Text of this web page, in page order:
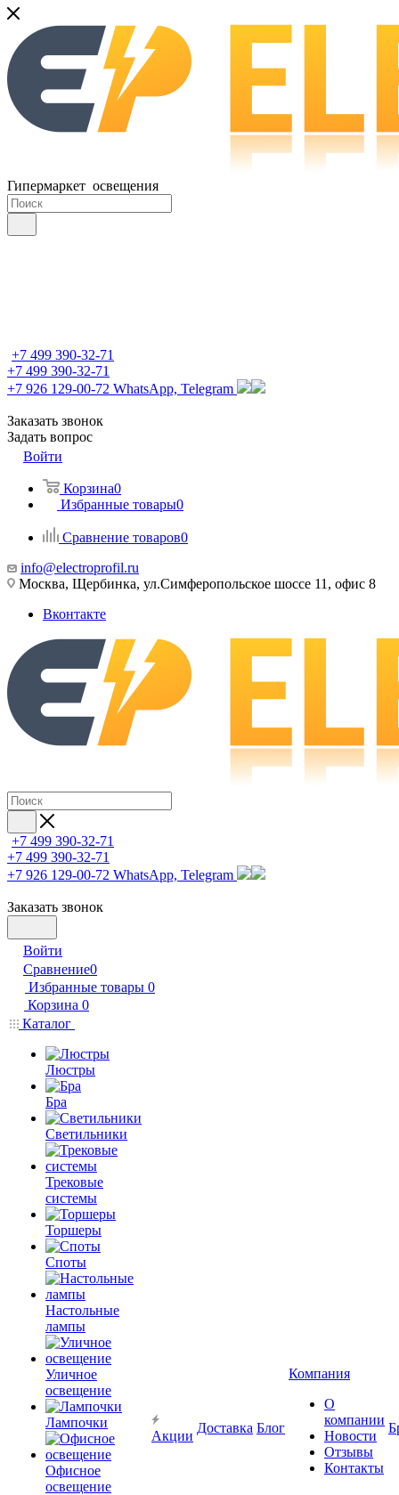
Гипермаркет освещения
+7 499 390-32-71
+7 499 390-32-71
+7 926 129-00-72 WhatsApp, Telegram
Заказать звонок
Задать вопрос
Войти
Корзина0
Избранные товары0
Сравнение товаров0
info@electroprofil.ru
Москва, Щербинка, ул.Симферопольское шоссе 11, офис 8
Вконтакте
+7 499 390-32-71
+7 499 390-32-71
+7 926 129-00-72 WhatsApp, Telegram
Заказать звонок
Войти
Сравнение0
Избранные товары 0
Корзина 0
Каталог
Люстры
Бра
Светильники
Трековые
системы
Торшеры
Споты
Настольные
лампы
Уличное
освещение
Лампочки
Офисное
освещение
Акции
Доставка Блог
Компания
О
компании
Новости
Отзывы
Контакты